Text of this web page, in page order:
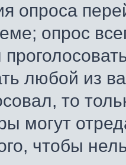
опроса
опрос
любой из
то
могут
чтобы